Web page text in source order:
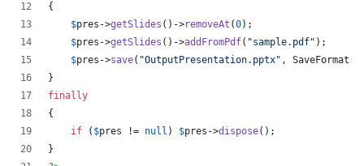
{
$pres ->getSlides ()->removeAt (0);
$pres ->getSlides ()->addFromPdf( "sample.pdf" );
$pres ->save( "OutputPresentation.pptx" ,
}
finally
{
if ( $pres != null ) $pres ->dispose();
}